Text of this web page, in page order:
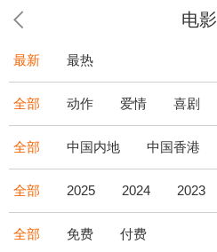
电影
最新 最热
全部 动作 爱情 喜剧
全部 中国内地 中国香港
全部 2025 2024 2023
全部 免费 付费